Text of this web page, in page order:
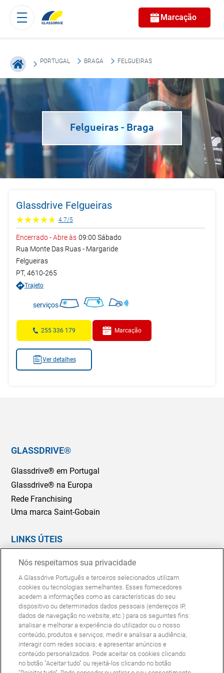
Marcação
PORTUGAL BRAGA FELGUEIRAS
Felgueiras - Braga
Glassdrive Felgueiras
4.7/5
Encerrado-Abre às 09:00 Sábado
Rua Monte Das Ruas - Margaride
Felgueiras
PT, 4610-265
Trajeto
serviços
255 336 179 Marcação
Ver detalhes
GLASSDRIVE®
Glassdrive® em Portugal
Glassdrive® na Europa
Rede Franchising
Uma marca Saint-Gobain
LINKS ÚTEIS
Marcação Online
Seguradoras e gestores de frotas
Reparação ou substituição?
Perguntas Frequentes
Política de CookiesPolítica de Privacidade
© Copyright Glassdrive. Todos os direitos reservados | 2025
Nós respeitamos sua privacidade
A Glassdrive Português e terceiros selecionados utilizam
cookies ou tecnologias semelhantes. Esses fornecedores
acedem a informações como as características do seu
dispositivo ou determinados dados pessoais (endereços IP,
dados de navegação no website, etc.) para os seguintes fins:
analisar e melhorar a experiência do utilizador ou o nosso
conteúdo, produtos e serviços; medir e analisar a audiência;
interagir com redes sociais; e apresentar anúncios e
conteúdo personalizados. Pode aceitar os cookies clicando
no botão "Aceitar tudo" ou rejeitá-los clicando no botão